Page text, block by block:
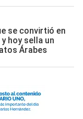
se convirtió en
hoy sella un
Árabes